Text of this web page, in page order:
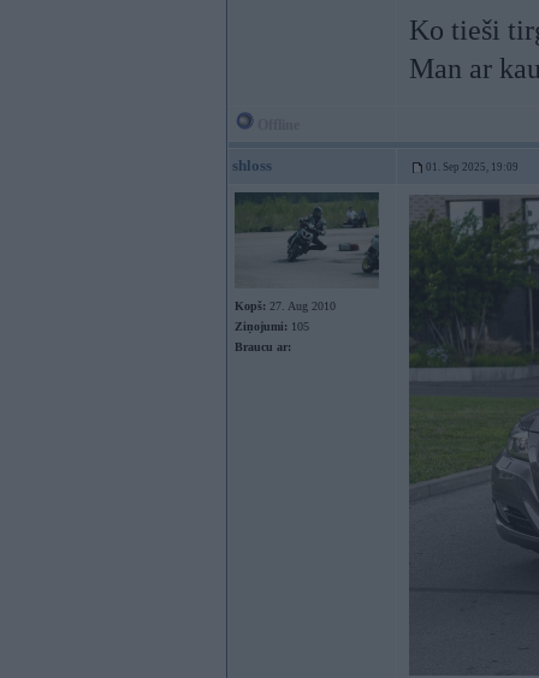
Ko tieši
Man ar
shloss 01. Sep 2025, 19:09
Kopš: 27. Aug 2010
Ziņojumi: 105
Braucu ar: